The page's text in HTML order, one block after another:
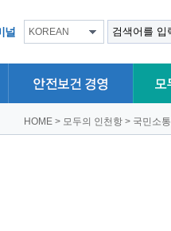
널 KOREAN
HOME > 모두의 인천항 > 국민소통